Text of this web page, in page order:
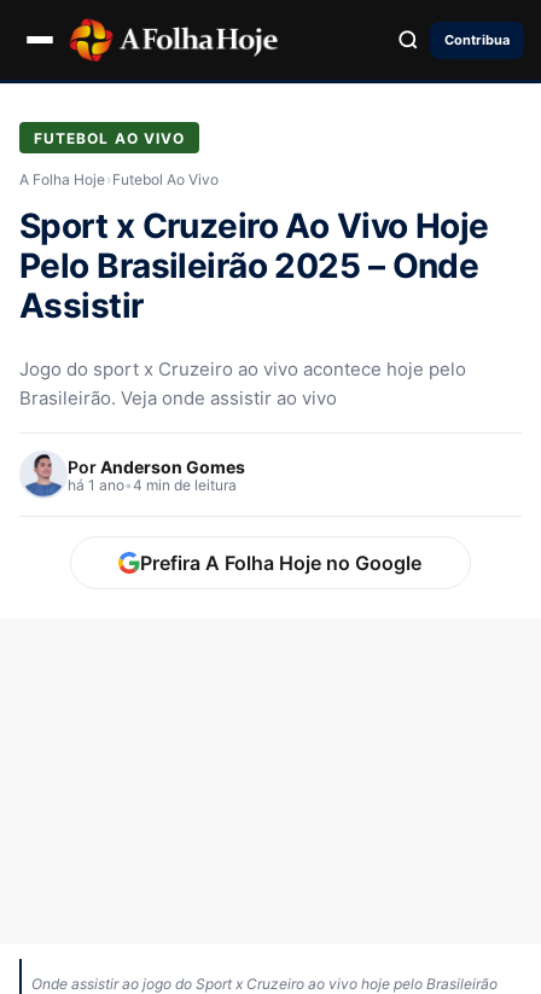
Contribua
FUTEBOL AO VIVO
A Folha Hoje› Futebol Ao Vivo
Sport x Cruzeiro Ao Vivo Hoje
Pelo Brasileirão 2025 – Onde
Assistir
Jogo do sport x Cruzeiro ao vivo acontece hoje pelo
Brasileirão. Veja onde assistir ao vivo
PorAnderson Gomes
há 1 ano•4 min de leitura
Prefira A Folha Hoje no Google
Onde assistir ao jogo do Sport x Cruzeiro ao vivo hoje pelo Brasileirão